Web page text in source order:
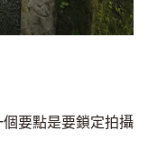
要點是要鎖定拍攝